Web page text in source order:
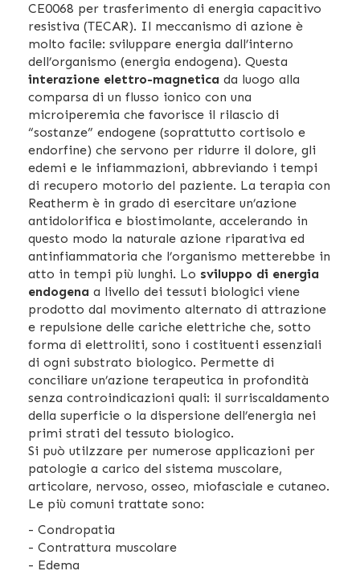
CE0068 per trasferimento di energia capacitivo
resistiva (TECAR). Il meccanismo di azione è
molto facile: sviluppare energia dall’interno
dell’organismo (energia endogena). Questa
interazione elettro-magnetica da luogo alla
comparsa di un flusso ionico con una
microiperemia che favorisce il rilascio di
“sostanze” endogene (soprattutto cortisolo e
endorfine) che servono per ridurre il dolore, gli
edemi e le infiammazioni, abbreviando i tempi
di recupero motorio del paziente. La terapia con
Reatherm è in grado di esercitare un’azione
antidolorifica e biostimolante, accelerando in
questo modo la naturale azione riparativa ed
antinfiammatoria che l’organismo metterebbe in
atto in tempi più lunghi. Lo sviluppo di energia
endogena a livello dei tessuti biologici viene
prodotto dal movimento alternato di attrazione
e repulsione delle cariche elettriche che, sotto
forma di elettroliti, sono i costituenti essenziali
di ogni substrato biologico. Permette di
conciliare un’azione terapeutica in profondità
senza controindicazioni quali: il surriscaldamento
della superficie o la dispersione dell’energia nei
primi strati del tessuto biologico.
Si può utilzzare per numerose applicazioni per
patologie a carico del sistema muscolare,
articolare, nervoso, osseo, miofasciale e cutaneo.
Le più comuni trattate sono:
- Condropatia
- Contrattura muscolare
- Edema